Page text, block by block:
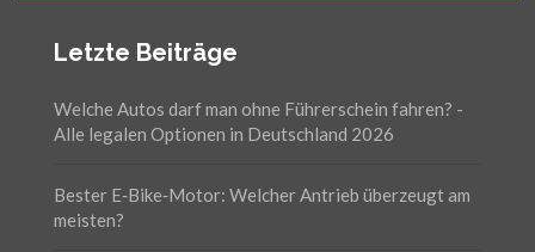
Letzte Beiträge
Welche Autos darf man ohne Führerschein fahren? -
Alle legalen Optionen in Deutschland 2026
Bester E‑Bike‑Motor: Welcher Antrieb überzeugt am
meisten?